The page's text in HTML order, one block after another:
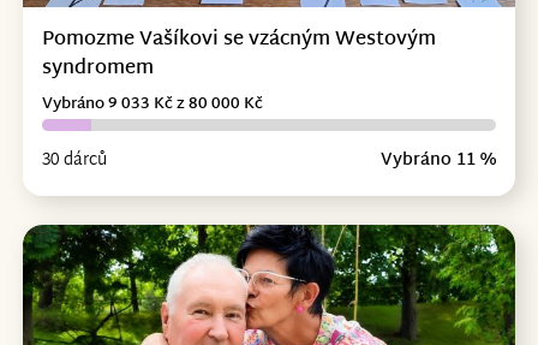
Pomozme Vašíkovi se vzácným Westovým
syndromem
30 dárců Vybráno 11 %
Vybráno 9 033 Kč z 80 000 Kč